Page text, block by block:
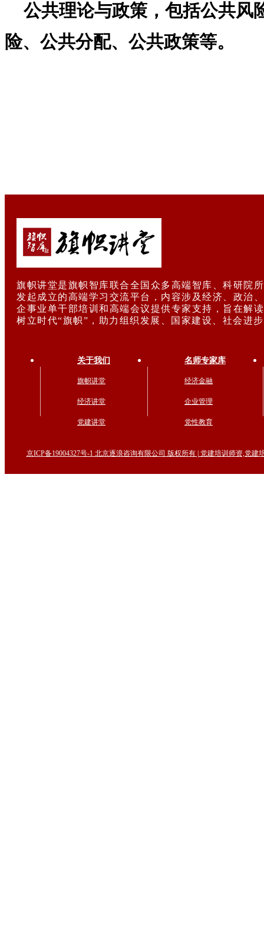
公共理论与政策，包括公共风
险、公共分配、公共政策等。
旗帜讲堂是旗帜智库联合全国众多高端智库、科研院
发起成立的高端学习交流平台，内容涉及经济、政治
企事业单干部培训和高端会议提供专家支持，旨在解
树立时代“旗帜”，助力组织发展、国家建设、社会进
关于我们
旗帜讲堂
经济讲堂
党建讲堂
名师专家库
经济金融
企业管理
党性教育
京ICP备19004327号-1 北京逐浪咨询有限公司 版权所有 | 党建培训师资,党